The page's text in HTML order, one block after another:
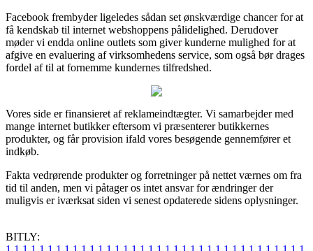
Facebook frembyder ligeledes sådan set ønskværdige chancer for at
få kendskab til internet webshoppens pålidelighed. Derudover
møder vi endda online outlets som giver kunderne mulighed for at
afgive en evaluering af virksomhedens service, som også bør drages
fordel af til at fornemme kundernes tilfredshed.
Vores side er finansieret af reklameindtægter. Vi samarbejder med
mange internet butikker eftersom vi præsenterer butikkernes
produkter, og får provision ifald vores besøgende gennemfører et
indkøb.
Fakta vedrørende produkter og forretninger på nettet værnes om fra
tid til anden, men vi påtager os intet ansvar for ændringer der
muligvis er iværksat siden vi senest opdaterede sidens oplysninger.
BITLY: